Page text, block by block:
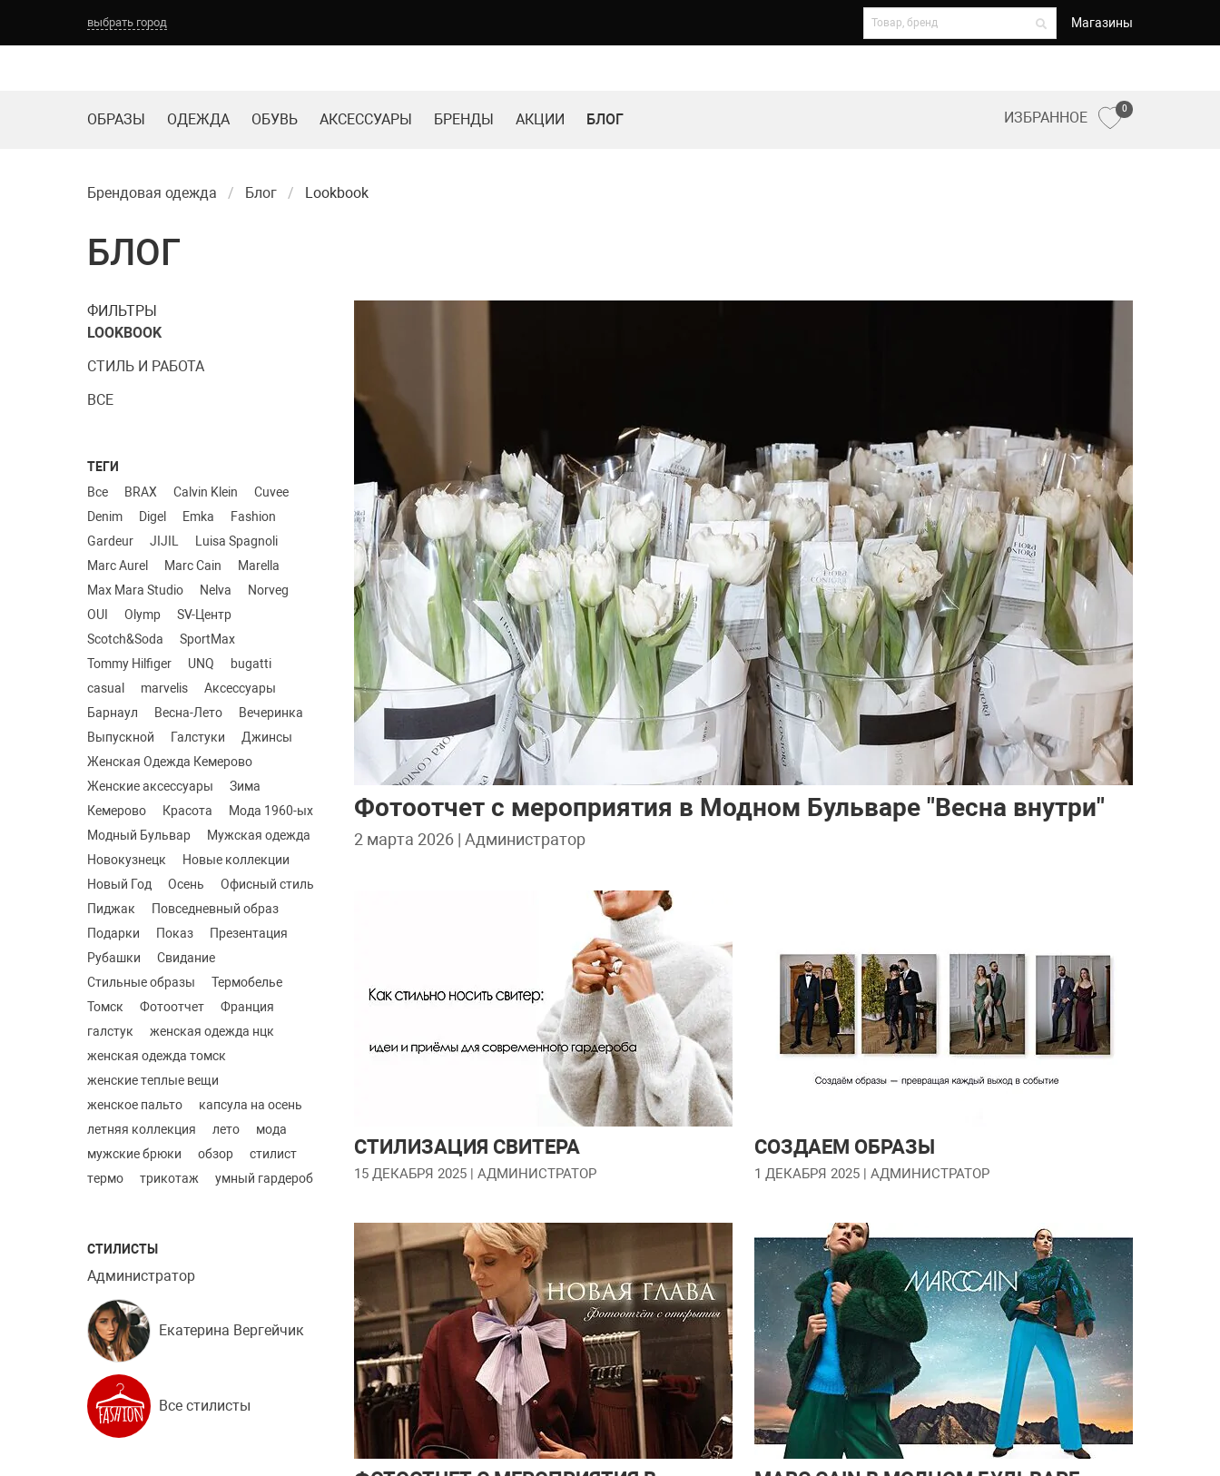
выбрать город Магазины
ТОМСК НОВОКУЗНЕЦК КЕМЕРОВО БАРНАУЛ
ОБРАЗЫ ОДЕЖДА ОБУВЬ АКСЕССУАРЫ БРЕНДЫ АКЦИИ БЛОГ ИЗБРАННОЕ
0
Брендовая одежда Блог Lookbook
БЛОГ
ФИЛЬТРЫ
LOOKBOOK
СТИЛЬ И РАБОТА
ВСЕ
ТЕГИ
Все
BRAX Calvin Klein
Cuvee
Denim
Digel Emka
Fashion
Gardeur
JIJIL
Luisa Spagnoli
Marc Aurel
Marc Cain
Marella
Max Mara Studio
Nelva
Norveg
OUI
Olymp
SV-Центр
Scotch&Soda
SportMax
Tommy Hilfiger
UNQ
bugatti
casual
marvelis
Аксессуары
Барнаул
Весна-Лето
Вечеринка
Выпускной
Галстуки
Джинсы
Женская Одежда Кемерово
Женские аксессуары
Зима
Кемерово
Красота
Мода 1960-ых
Модный Бульвар
Мужская одежда
Новокузнецк
Новые коллекции
Новый Год
Осень
Офисный стиль
Пиджак
Повседневный образ
Подарки
Показ
Презентация
Рубашки
Свидание
Стильные образы
Термобелье
Томск
Фотоотчет
Франция
галстук
женская одежда нцк
женская одежда томск
женские теплые вещи
женское пальто
капсула на осень
летняя коллекция
лето
мода
мужские брюки
обзор
стилист
термо
трикотаж умный гардероб
СТИЛИСТЫ
Администратор
Екатерина Вергейчик
Все стилисты
Фотоотчет с мероприятия в Модном Бульваре "Весна внутри"
2 марта 2026 | Администратор
СТИЛИЗАЦИЯ СВИТЕРА
15 ДЕКАБРЯ 2025 | АДМИНИСТРАТОР
СОЗДАЕМ ОБРАЗЫ
1 ДЕКАБРЯ 2025 | АДМИНИСТРАТОР